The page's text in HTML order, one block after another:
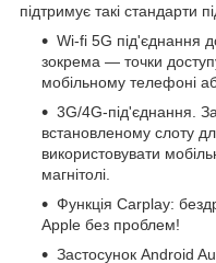
підтримує такі стандарти
Wi-fi 5G під'єднання
зокрема — точки
мобільному телефоні
3G/4G-під'єднання.
встановленому слоту
використовувати
магнітолі.
Функція Carplay:
Apple без проблем!
Застосунок Android